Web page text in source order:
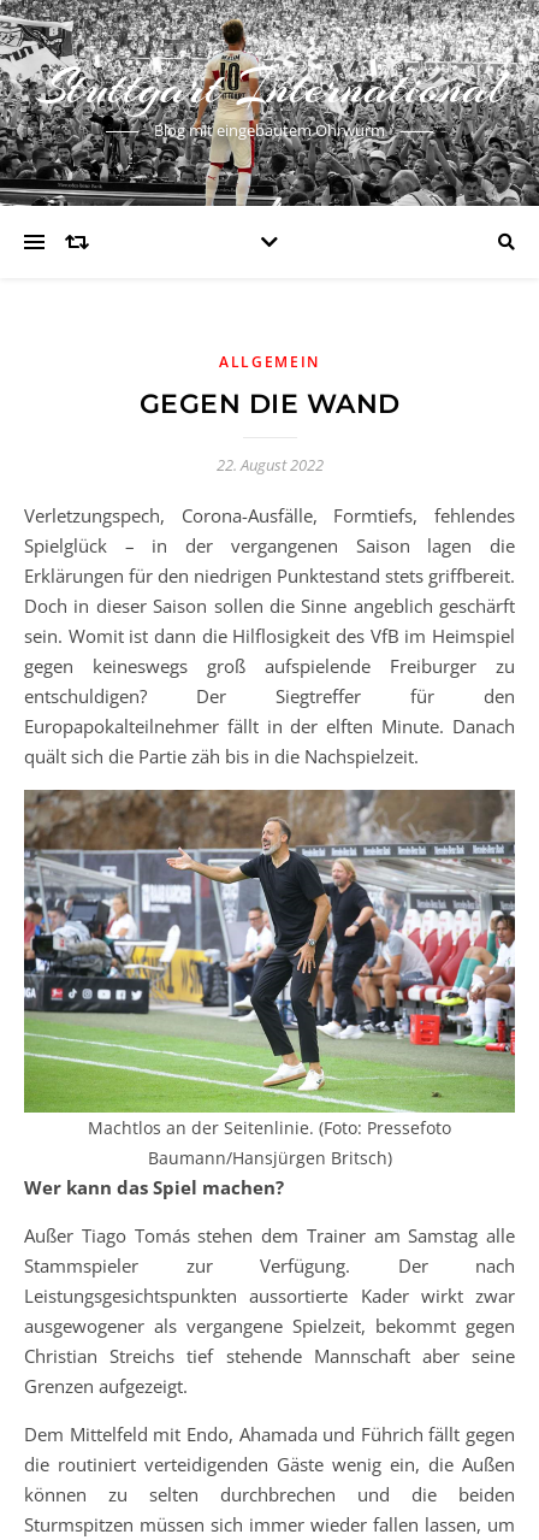
Stuttgart International
Blog mit eingebautem Ohrwurm
ALLGEMEIN
GEGEN DIE WAND
22. August 2022
Verletzungspech, Corona-Ausfälle, Formtiefs, fehlendes
Spielglück – in der vergangenen Saison lagen die
Erklärungen für den niedrigen Punktestand stets griffbereit.
Doch in dieser Saison sollen die Sinne angeblich geschärft
sein. Womit ist dann die Hilflosigkeit des VfB im Heimspiel
gegen keineswegs groß aufspielende Freiburger zu
entschuldigen? Der Siegtreffer für den
Europapokalteilnehmer fällt in der elften Minute. Danach
quält sich die Partie zäh bis in die Nachspielzeit.
Machtlos an der Seitenlinie. (Foto: Pressefoto
Baumann/Hansjürgen Britsch)
Wer kann das Spiel machen?
Außer Tiago Tomás stehen dem Trainer am Samstag alle
Stammspieler zur Verfügung. Der nach
Leistungsgesichtspunkten aussortierte Kader wirkt zwar
ausgewogener als vergangene Spielzeit, bekommt gegen
Christian Streichs tief stehende Mannschaft aber seine
Grenzen aufgezeigt.
Dem Mittelfeld mit Endo, Ahamada und Führich fällt gegen
die routiniert verteidigenden Gäste wenig ein, die Außen
können zu selten durchbrechen und die beiden
Sturmspitzen müssen sich immer wieder fallen lassen, um